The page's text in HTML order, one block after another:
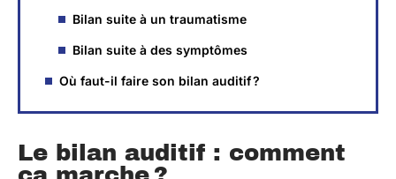
Bilan suite à un traumatisme
Bilan suite à des symptômes
Où faut-il faire son bilan auditif ?
Le bilan auditif : comment